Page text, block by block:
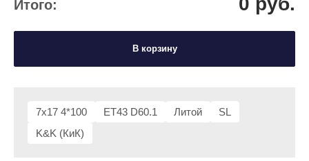
7x17 4*100 ET43 D60.1 Литой
SL
K&K (КиК)
Итого:
В корзину